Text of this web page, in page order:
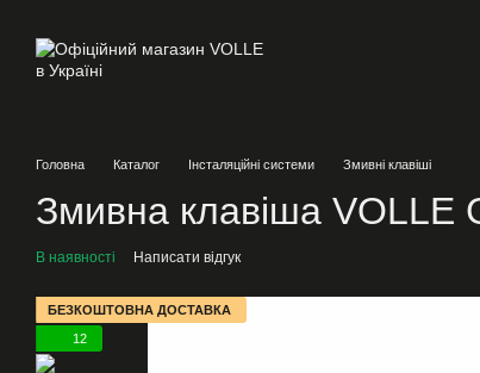
Головна Каталог Інсталяційні системи Змивні клавіші
Змивна клавіша VOLLE
В наявності Написати відгук
БЕЗКОШТОВНА ДОСТАВКА
12